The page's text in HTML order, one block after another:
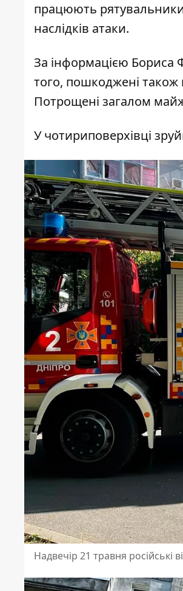
працюють
наслідків атаки.
За інформацією Бориса
того, пошкоджені також
Потрощені загалом
У чотириповерхівці
Надвечір 21 травня російські